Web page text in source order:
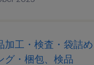
加工・検査・袋詰
グ・梱包、検品